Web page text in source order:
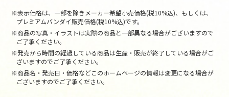
※表示価格は、一部を除きメーカー希望小売価格(税10%込)、もしくは、
プレミアムバンダイ販売価格(税10%込)です。
※商品の写真・イラストは実際の商品と一部異なる場合がございますので
ご了承ください。
※発売から時間の経過している商品は生産・販売が終了している場合がご
ざいますのでご了承ください。
※商品名・発売日・価格などこのホームページの情報は変更になる場合が
ございますのでご了承ください。